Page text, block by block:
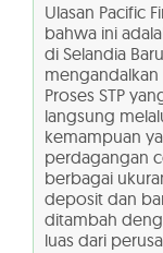
Ulasan Pacific
bahwa ini
di Selandia
Proses STP
langsung
kemampuan
perdagangan
berbagai
deposit dan
ditambah
luas dari